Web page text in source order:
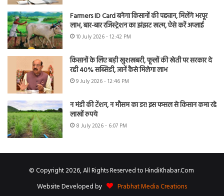
Farmers ID Card बनेगा किसानों की पहचान, मिलेंगे भरपूर
लाभ, बार-बार रजिस्ट्रेशन का झंझट खत्म, ऐसे करें अप्लाई
10 July 2026 - 12:42 PM
किसानों के लिए बड़ी खुशखबरी, फूलों की खेती पर सरकार दे
रही 40% सब्सिडी, जानें कैसे मिलेगा लाभ
9 July 2026 - 12:46 PM
न मंडी की टेंशन, न मौसम का डर! इस फसल से किसान कमा रहे
लाखों रुपये
8 July 2026 - 6:07 PM
© Copyright 2026, All Rights Reserved to HindiKhabar.Com
Website Developed by
Prabhat Media Creations